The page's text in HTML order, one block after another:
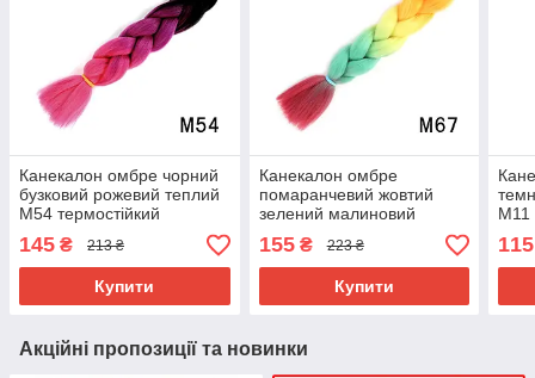
Канекалон омбре чорний
бузковий рожевий теплий
М54 термостійкий
різнокольорова коса
Jumbo довжина 60см вага
100гр для плетіння
145 ₴ 213 ₴
Купити
Канекалон омбре
помаранчевий жовтий
зелений малиновий
рожевий М67
термостійкий
різнокольорова коса
Jumbo довжина 60см вага
100гр
155₴ 223 ₴
Купити
М11
115
Акційні пропозиції та новинки